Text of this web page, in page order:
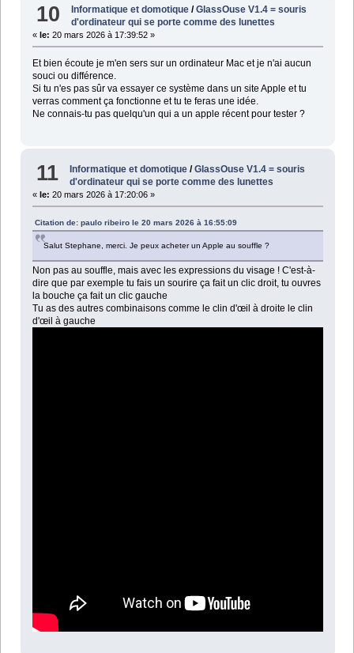
10 Informatique et domotique /GlassOuse V1.4 = souris
d'ordinateur qui se porte comme des lunettes
« le: 20 mars 2026 à 17:39:52 »
Et bien écoute je m'en sers sur un ordinateur Mac et je n'ai aucun
souci ou différence.
Si tu n'es pas sûr va essayer ce système dans un site Apple et tu
verras comment ça fonctionne et tu te feras une idée.
Ne connais-tu pas quelqu'un qui a un apple récent pour tester ?
11 Informatique et domotique /GlassOuse V1.4 = souris
d'ordinateur qui se porte comme des lunettes
« le: 20 mars 2026 à 17:20:06 »
Citation de: paulo ribeiro le 20 mars 2026 à 16:55:09
Salut Stephane, merci. Je peux acheter un Apple au souffle ?
Non pas au souffle, mais avec les expressions du visage ! C'est-à-
dire que par exemple tu fais un sourire ça fait un clic droit, tu ouvres
la bouche ça fait un clic gauche
Tu as des autres combinaisons comme le clin d'œil à droite le clin
d'œil à gauche